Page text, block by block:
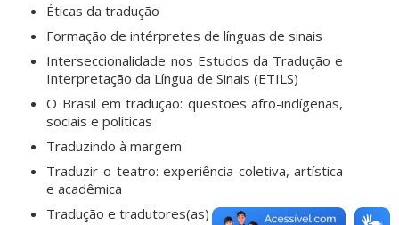
Éticas da tradução
Formação de intérpretes de línguas de sinais
Interseccionalidade nos Estudos da Tradução e
Interpretação da Língua de Sinais (ETILS)
O Brasil em tradução: questões afro-indígenas,
sociais e políticas
Traduzindo à margem
Traduzir o teatro: experiência coletiva, artística
e acadêmica
Tradução e tradutores(as) de poesia